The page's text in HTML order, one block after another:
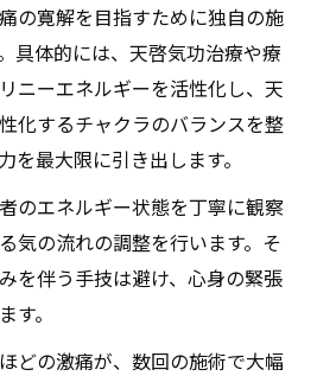
の影響に焦点を当てる実践例
もたらす心の安定と変化
療法で活性化するクンダリ
する身体の変容
天啓気功治療の具体的効果
や療法で活性化するチャクラ
的な安心感の獲得
じる天啓気功治療施術後の
の寛解を目指すために独自の施
具体的には、天啓気功治療や療
ニーエネルギーを活性化し、天
化するチャクラのバランスを整
を最大限に引き出します。
のエネルギー状態を丁寧に観察
気の流れの調整を行います。そ
を伴う手技は避け、心身の緊張
す。
どの激痛が、数回の施術で大幅